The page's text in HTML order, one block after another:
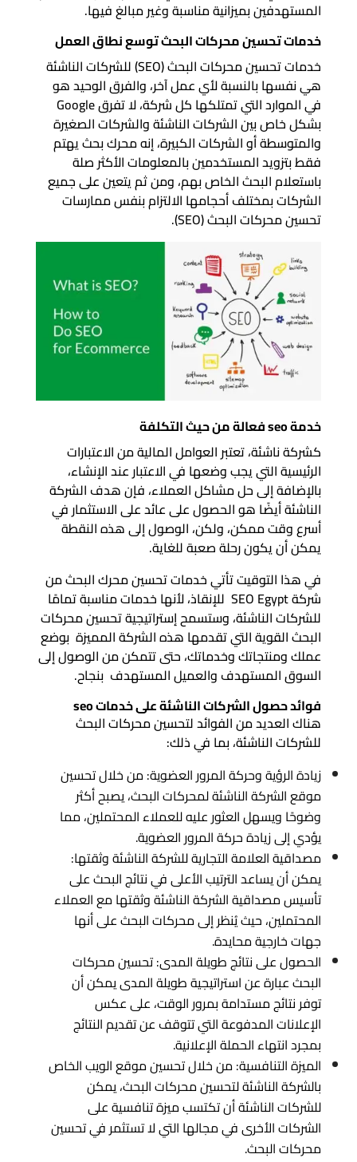
المستهدفين بميزانية مناسبة وغير مبالغ فيها.
خدمات تحسين محركات البحث توسع نطاق العمل
خدمات تحسين محركات البحث (SEO) للشركات الناشئة
هي نفسها بالنسبة لأي عمل آخر، والفرق الوحيد هو
في الموارد التي تمتلكها كل شركة، لا تفرق Google
بشكل خاص بين الشركات الناشئة والشركات الصغيرة
والمتوسطة أو الشركات الكبيرة، إنه محرك بحث يهتم
فقط بتزويد المستخدمين بالمعلومات الأكثر صلة
باستعلام البحث الخاص بهم، ومن ثم يتعين على جميع
الشركات بمختلف أحجامها الالتزام بنفس ممارسات
تحسين محركات البحث (SEO).
خدمة seo فعالة من حيث التكلفة
كشركة ناشئة، تعتبر العوامل المالية من الاعتبارات
الرئيسية التي يجب وضعها في الاعتبار عند الإنشاء،
بالإضافة إلى حل مشاكل العملاء، فإن هدف الشركة
الناشئة أيضًا هو الحصول على عائد على الاستثمار في
أسرع وقت ممكن، ولكن، الوصول إلى هذه النقطة
يمكن أن يكون رحلة صعبة للغاية.
في هذا التوقيت تأتي خدمات تحسين محرك البحث من
شركة SEO Egypt للإنقاذ، لأنها خدمات مناسبة تمامًا
للشركات الناشئة، وستسمح إستراتيجية تحسين محركات
البحث القوية التي تقدمها هذه الشركة المميزة بوضع
عملك ومنتجاتك وخدماتك، حتى تتمكن من الوصول إلى
السوق المستهدف والعميل المستهدف بنجاح.
فوائد حصول الشركات الناشئة على خدمات seo
هناك العديد من الفوائد لتحسين محركات البحث
للشركات الناشئة، بما في ذلك:
زيادة الرؤية وحركة المرور العضوية: من خلال تحسين
موقع الشركة الناشئة لمحركات البحث، يصبح أكثر
وضوحًا ويسهل العثور عليه للعملاء المحتملين، مما
يؤدي إلى زيادة حركة المرور العضوية.
مصداقية العلامة التجارية للشركة الناشئة وثقتها:
يمكن أن يساعد الترتيب الأعلى في نتائج البحث على
تأسيس مصداقية الشركة الناشئة وثقتها مع العملاء
المحتملين، حيث يُنظر إلى محركات البحث على أنها
جهات خارجية محايدة.
الحصول على نتائج طويلة المدى: تحسين محركات
البحث عبارة عن استراتيجية طويلة المدى يمكن أن
توفر نتائج مستدامة بمرور الوقت، على عكس
الإعلانات المدفوعة التي تتوقف عن تقديم النتائج
بمجرد انتهاء الحملة الإعلانية.
الميزة التنافسية: من خلال تحسين موقع الويب الخاص
بالشركة الناشئة لتحسين محركات البحث، يمكن
للشركات الناشئة أن تكتسب ميزة تنافسية على
الشركات الأخرى في مجالها التي لا تستثمر في تحسين
محركات البحث.